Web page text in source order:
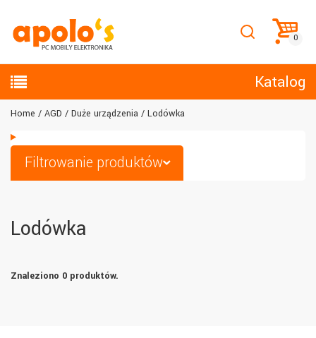
Katalog
Home AGD Duże urządzenia Lodówka
Filtrowanie produktów
Lodówka
Znaleziono 0 produktów.